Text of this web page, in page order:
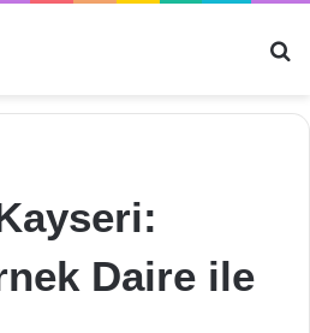
Daire ile